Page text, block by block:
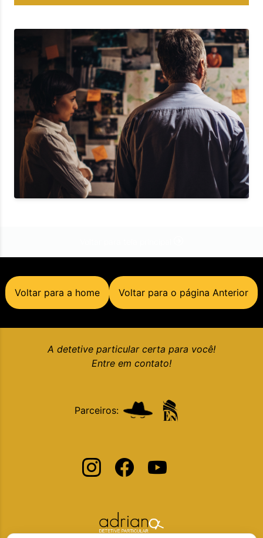
Voltar para a home Voltar para o página Anterior
A detetive particular certa para você!
Entre em contato!
Parceiros: